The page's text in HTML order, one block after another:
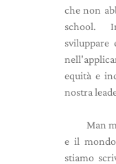
che non
school.
sviluppare
equità e
nostra
Man
e il
stiamo